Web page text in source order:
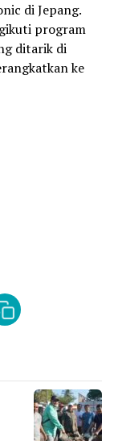
di Jepang.
program
ditarik di
ke